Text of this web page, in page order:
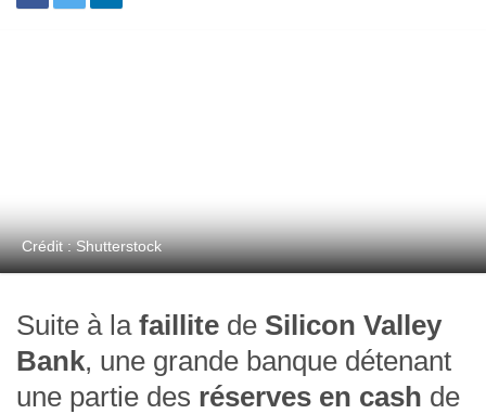
Crédit : Shutterstock
Suite à la faillite de Silicon Valley
Bank, une grande banque détenant
une partie des réserves en cash de